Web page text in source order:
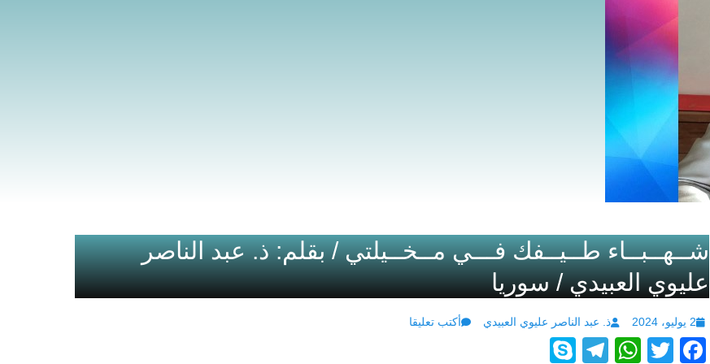
شــهــبــاء طــيــفك فـــي مــخــيلتي / بقلم: ذ. عبد الناصر
عليوي العبيدي / سوريا
Posted
on
2 يوليو، 2024 Author
ذ. عبد الناصر عليوي العبيدي أكتب تعليقا
F
T
W
T